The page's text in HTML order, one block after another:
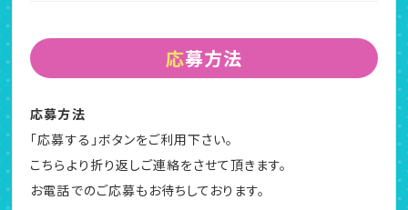
応募方法
応募方法
「応募する」ボタンをご利用下さい。
こちらより折り返しご連絡をさせて頂きます。
お電話でのご応募もお待ちしております。